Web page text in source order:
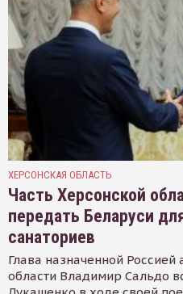
ХЕРСОНСКАЯ ОБЛАСТЬ
Часть Херсонской
передать Беларуси
санаториев
Глава назначенной
области Владимир Сальдо